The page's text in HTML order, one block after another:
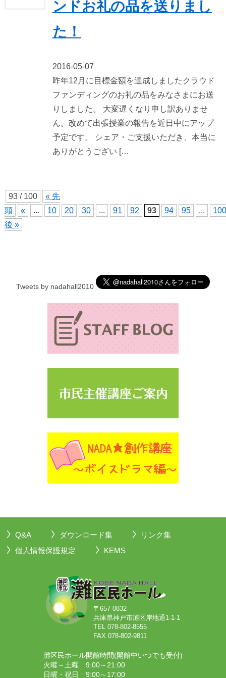
ンドお礼の品を送りまし
た！
2016-05-07
昨年12月に目標金額を達成しましたクラウド
ファンディングのお礼の品をみなさまにお送
りしました。 大変遅くなり申し訳ありませ
ん。改めて出張授業の報告を近日中にアップ
予定です。 シェア・ご支援いただき、本当に
ありがとうござい […
93 / 100
« 先
頭
« ... 10 20 30 ... 91 92 93 94 95 ...
100
後 »
Tweets by nadahall2010
Q&A ダウンロード集
リンク集
個人情報保護規定
KEMS
〒657-0832
兵庫県神戸市灘区岸地通1-1-1
TEL 078-802-8555
FAX 078-802-9811
灘区民ホール開館時間(開館中いつでも受付)
火曜～土曜 9:00～21:00
日曜・祝日 9:00～17:00